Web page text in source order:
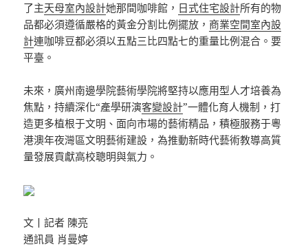
了主天母室內設計她那間咖啡館， 日式住宅設計所有的物
品都必須遵循嚴格的黃金分割比例擺放， 商業空間室內設
計連咖啡豆都必須以五點三比四點七的重量比例混合。要
平臺。
未來，廣州南邊學院藝術學院將堅持以應用型人才培養為
焦點，持續深化“產學研演客變設計”一體化育人機制，打
造更多植根于文明、面向市場的藝術精品，積極服務于粵
港澳年夜灣區文明藝術建設，為推動新時代藝術教導高質
量發展貢獻高校聰明與氣力。
文丨記者 陳亮
通訊員 肖曼婷